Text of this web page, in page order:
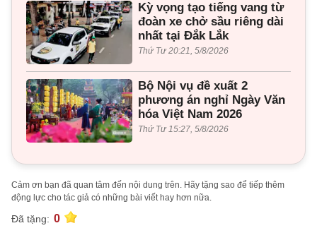
Kỳ vọng tạo tiếng vang từ
đoàn xe chở sầu riêng dài
nhất tại Đắk Lắk
Thứ Tư 20:21, 5/8/2026
Bộ Nội vụ đề xuất 2
phương án nghỉ Ngày Văn
hóa Việt Nam 2026
Thứ Tư 15:27, 5/8/2026
Cảm ơn bạn đã quan tâm đến nội dung trên. Hãy tặng sao để tiếp thêm
động lực cho tác giả có những bài viết hay hơn nữa.
Đã tặng: 0